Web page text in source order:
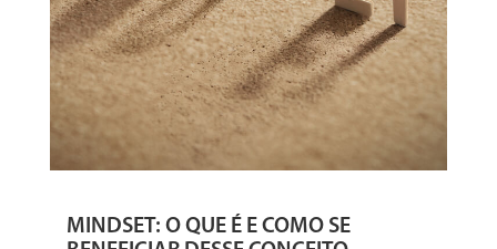
MINDSET: O QUE É E COMO SE